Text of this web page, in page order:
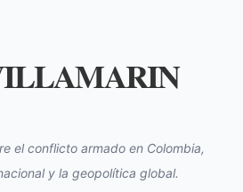
el conflicto armado en Colombia,
y la geopolítica global.